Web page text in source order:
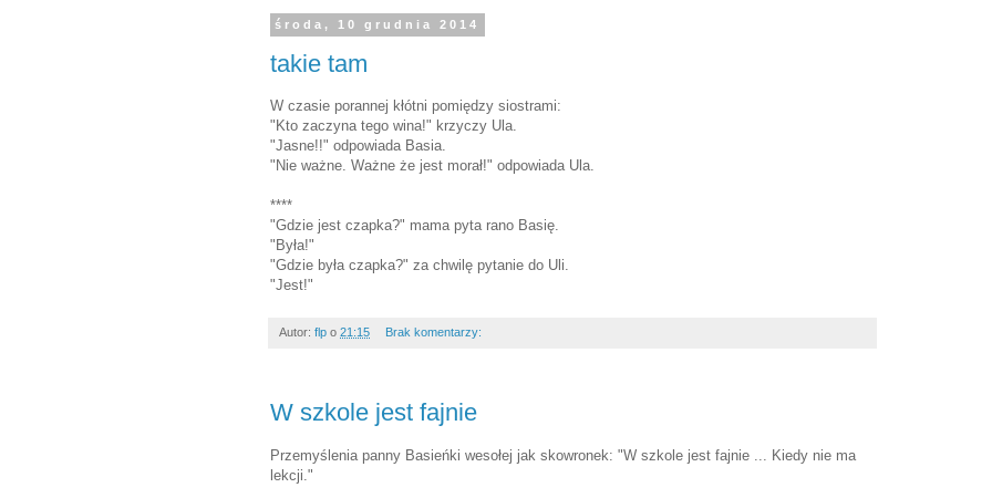
środa, 10 grudnia 2014
takie tam
W czasie porannej kłótni pomiędzy siostrami:
"Kto zaczyna tego wina!" krzyczy Ula.
"Jasne!!" odpowiada Basia.
"Nie ważne. Ważne że jest morał!" odpowiada Ula.
****
"Gdzie jest czapka?" mama pyta rano Basię.
"Była!"
"Gdzie była czapka?" za chwilę pytanie do Uli.
"Jest!"
Autor: flp o 21:15 Brak komentarzy:
W szkole jest fajnie
Przemyślenia panny Basieńki wesołej jak skowronek: "W szkole jest fajnie ... Kiedy nie ma
lekcji."